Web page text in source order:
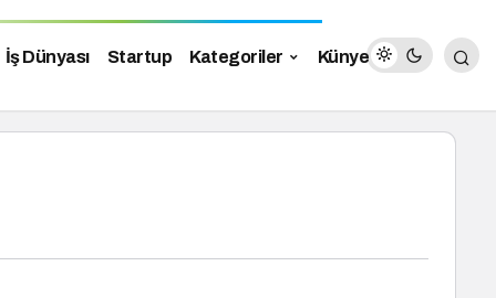
İş Dünyası Startup Kategoriler Künye